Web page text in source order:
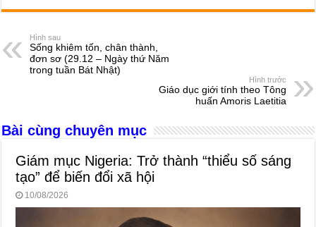
c
e
b
o
k
ss
n
g
at
A
p
e
d
s
er ail ar
Hình sau
Sống khiêm tốn, chân thành,
đơn sơ (29.12 – Ngày thứ Năm
trong tuần Bát Nhật)
Hình trước
Giáo dục giới tính theo Tông
huấn Amoris Laetitia
Bài cùng chuyên mục
Giám mục Nigeria: Trở thành “thiểu số sáng
tạo” để biến đổi xã hội
10/08/2026